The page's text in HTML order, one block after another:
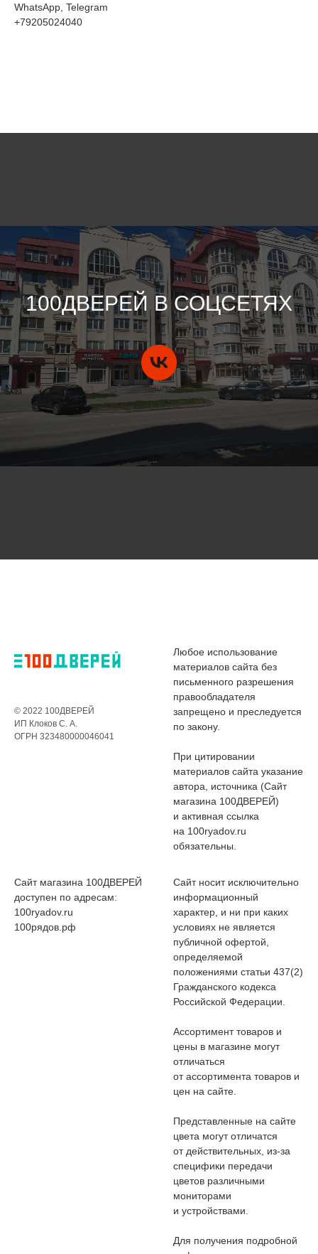
WhatsApp, Telegram
+79205024040
100ДВЕРЕЙ В СОЦСЕТЯХ
© 2022 100ДВЕРЕЙ
ИП Клоков С. А.
ОГРН 323480000046041
Любое использование
материалов сайта без
письменного разрешения
правообладателя
запрещено и преследуется
по закону.
При цитировании
материалов сайта указание
автора, источника (Сайт
магазина 100ДВЕРЕЙ)
и активная ссылка
на 100ryadov.ru
обязательны.
Сайт магазина 100ДВЕРЕЙ
доступен по адресам:
100ryadov.ru
100рядов.рф
Сайт носит исключительно
информационный
характер, и ни при каких
условиях не является
публичной офертой,
определяемой
положениями статьи 437(2)
Гражданского кодекса
Российской Федерации.
Ассортимент товаров и
цены в магазине могут
отличаться
от ассортимента товаров и
цен на сайте.
Представленные на сайте
цвета могут отличатся
от действительных, из-за
специфики передачи
цветов различными
мониторами
и устройствами.
Для получения подробной